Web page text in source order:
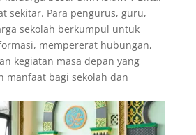
sekitar. Para pengurus, guru,
sekolah berkumpul untuk
mempererat hubungan,
kegiatan masa depan yang
manfaat bagi sekolah dan